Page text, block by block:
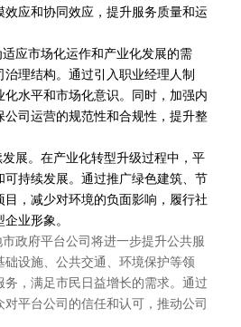
应和协同效应，提升服务质量和运
应市场化运作和产业化发展的需
理结构。通过引入职业经理人制
化水平和市场化意识。同时，加强内
公司运营的规范性和合规性，提升整
展。在产业化转型升级过程中，平
可持续发展。通过推广绿色建筑、节
，减少对环境的负面影响，履行社
业形象。
政府平台公司将进一步提升公共服
设施、公共交通、环境保护等领
，满足市民日益增长的需求。通过
平台公司的信任和认可，推动公司